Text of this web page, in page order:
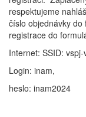
respektujeme
číslo objednávky do
registrace do
Internet: SSID: vspj-
Login: inam,
heslo: inam2024